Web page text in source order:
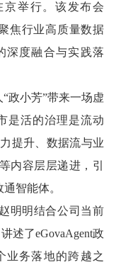
举行。该发布会
焦行业高质量数据
深度融合与实践落
“政小芳”带来一场虚
是活的治理是流动
提升、数据流与业
内容层层递进，引
智能体。
明明结合公司当前
述了eGovaAgent政
业务落地的跨越之